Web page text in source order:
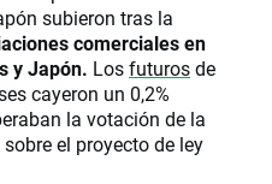
subieron tras la
comerciales en
y Japón. Losfuturosde
cayeron un 0,2%
la votación de la
el proyecto de ley